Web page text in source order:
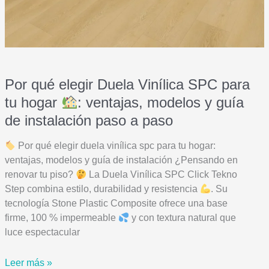
Por qué elegir Duela Vinílica SPC para
tu hogar
: ventajas, modelos y guía
de instalación paso a paso
Por qué elegir duela vinílica spc para tu hogar:
ventajas, modelos y guía de instalación ¿Pensando en
renovar tu piso?
La Duela Vinílica SPC Click Tekno
Step combina estilo, durabilidad y resistencia
. Su
tecnología Stone Plastic Composite ofrece una base
firme, 100 % impermeable
y con textura natural que
luce espectacular
Por
Leer más »